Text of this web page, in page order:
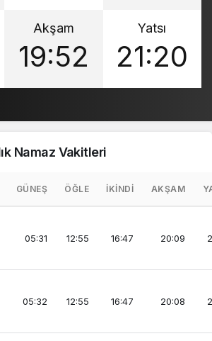
Akşam
19:52
Yatsı
21:20
Namaz Vakitleri
GÜNEŞ ÖĞLE İKINDI AKŞAM
05:31 12:55 16:47 20:09
05:32 12:55 16:47 20:08